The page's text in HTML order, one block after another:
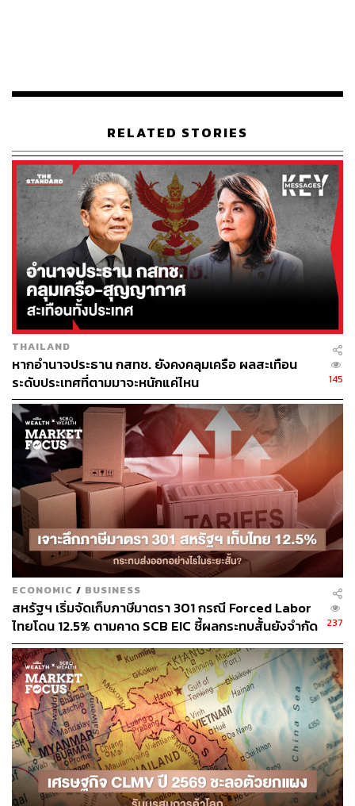
เงินปันผลรับจาก JASIF มีจำนวน 1.5 พันล้านบาทในปี
2566
คาดว่า JAS จะมีขาดทุนสุทธิ 1.1 พันล้านบาทในปี
2566
ไม่มี Synergy Value สำหรับราคาเข้าซื้อนั้น InnovestX
Research มองว่า ราคาเข้าซื้อ TTTBB เป็นราคาที่
เหมาะสม (1.95 หมื่นล้านบาท) เนื่องจากใกล้เคียงกับ
Market Cap ในปัจจุบันของ JAS ซึ่งรายได้ 92% ได้มา
จาก TTTBB สำหรับ JASIF แม้ราคาเข้าซื้อที่ 1.29
หมื่นล้านบาท หรือ 8.5 บาทต่อหน่วย สูงกว่าราคา
เหมาะสมของ JASIF ที่ปรับใหม่เป็น 8.0 บาทต่อหน่วย
แต่ยังต่ำกว่าค่า Premium ของการเข้าซื้อในช่วง 20-
30% โดยอิงกับดีล M&A ทั่วโลกในกลุ่มนี้
ถ้าราคาหุ้น ADVANC ลดลงมากกว่า 2.8% เชื่อว่าตลาดน่า
จะมีปฏิกิริยาตอบสนองมากเกินไปต่อพัฒนาการครั้งนี้
JASIF: เมื่ออิงกับคำแถลงจาก ADVANC มีโอกาสสูงว่าหาก
ADVANC ตัดสินใจต่อสัญญา อัตราค่าเช่าใหม่จะอยู่ในระดับ
ต่ำ ดังนั้น InnovestX Research จึงปรับราคาเป้าหมายของ
JASIF ลดลงสู่ 8.0 บาท (จาก 10.5 บาท) หลังจากใช้
สมมติฐานว่าอัตราค่าเช่าใหม่หลังเดือนมกราคม 2575 จะอยู่
ที่ 100 บาทต่อคอร์กิโลเมตรต่อเดือน เทียบกับสมมติฐานเดิมที่
433 บาท และอัตราค่าเช่าปัจจุบันที่ 509 บาท
อัตราค่าเช่าใหม่นี้น่าจะเป็นอัตราที่ ADVANC มองว่าสมเหตุ
สมผลที่จะต่อสัญญาแทนที่จะสร้างโครงสร้างพื้นฐานของ
บริษัทเองเพื่อให้บริการแก่ลูกค้า TTTBB ซึ่งคาดว่าต้นทุนจะ
อยู่ที่ 1.2 หมื่นล้านบาท ปฏิกิริยาการตอบสนองของราคา
หน่วยลงทุนในระยะสั้นน่าจะเป็นบวก แต่ InnovestX
Research แนะนำให้นักลงทุนขายทำกำไร
สำหรับกลยุทธ์การลงทุน InnovestX Research คาดการณ์ถึง
RELATED STORIES
THAILAND
หากอำนาจประธาน กสทช. ยังคงคลุมเครือ ผลสะเทือน
ระดับประเทศที่ตามมาจะหนักแค่ไหน
145
ECONOMIC / BUSINESS
สหรัฐฯ เริ่มจัดเก็บภาษีมาตรา 301 กรณี Forced Labor
ไทยโดน 12.5% ตามคาด SCB EIC ชี้ผลกระทบสั้นยังจำกัด
แม้ส่งออก มิ.ย. โตแรง 20.8% แต่นำเข้าพุ่งดันดุลการค้า
ขาดดุลหนัก
237